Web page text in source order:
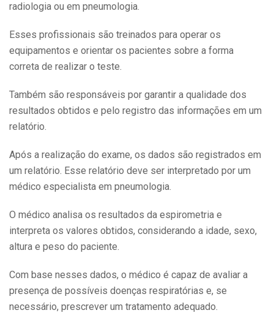
radiologia ou em pneumologia.
Esses profissionais são treinados para operar os
equipamentos e orientar os pacientes sobre a forma
correta de realizar o teste.
Também são responsáveis por garantir a qualidade dos
resultados obtidos e pelo registro das informações em um
relatório.
Após a realização do exame, os dados são registrados em
um relatório. Esse relatório deve ser interpretado por um
médico especialista em pneumologia.
O médico analisa os resultados da espirometria e
interpreta os valores obtidos, considerando a idade, sexo,
altura e peso do paciente.
Com base nesses dados, o médico é capaz de avaliar a
presença de possíveis doenças respiratórias e, se
necessário, prescrever um tratamento adequado.